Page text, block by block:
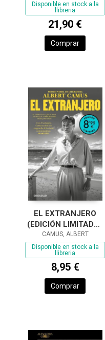
Disponible en stock a la
llibreria
21,90 €
Comprar
EL EXTRANJERO
(EDICIÓN LIMITADA ·
VERANO)
CAMUS, ALBERT
Disponible en stock a la
llibreria
8,95 €
Comprar